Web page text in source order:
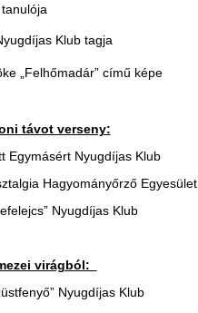
Klub tagja
„Felhőmadár” című képe
távot verseny:
Egymásért Nyugdíjas Klub
Hagyományőrző Egyesület
Nyugdíjas Klub
virágból:
Nyugdíjas Klub